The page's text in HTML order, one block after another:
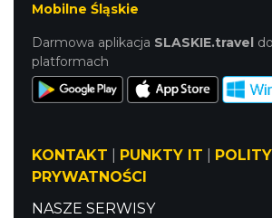
Mobilne Śląskie
Darmowa aplikacja SLASKIE.travel
platformach
KONTAKT PUNKTY IT
PRYWATNOŚCI
NASZE SERWISY